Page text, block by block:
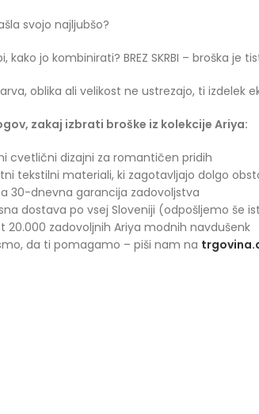
svojo najljubšo?
kako jo kombinirati? BREZ SKRBI – broška
oblika ali velikost ne ustrezajo, ti izdelek
zakaj izbrati broške iz kolekcije Ariya:
cvetlični dizajni za romantičen pridih
tekstilni materiali, ki zagotavljajo dolgo
30-dnevna garancija zadovoljstva
dostava po vsej Sloveniji (odpošljemo še
20.000 zadovoljnih Ariya modnih navdušenk
da ti pomagamo – piši nam na